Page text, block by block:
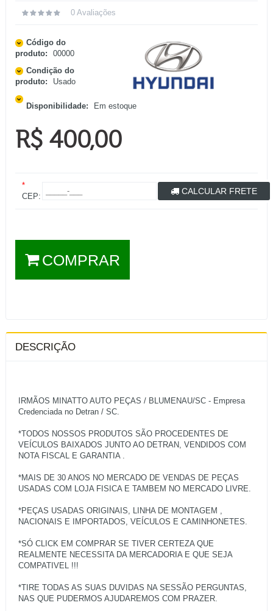
0 Avaliações
Código do
produto:
00000
Condição do
produto:
Usado
Disponibilidade: Em estoque
R$ 400,00
*
CEP:
CALCULAR FRETE
COMPRAR
DESCRIÇÃO
IRMÃOS MINATTO AUTO PEÇAS / BLUMENAU/SC - Empresa
Credenciada no Detran / SC.
*TODOS NOSSOS PRODUTOS SÃO PROCEDENTES DE
VEÍCULOS BAIXADOS JUNTO AO DETRAN, VENDIDOS COM
NOTA FISCAL E GARANTIA .
*MAIS DE 30 ANOS NO MERCADO DE VENDAS DE PEÇAS
USADAS COM LOJA FISICA E TAMBEM NO MERCADO LIVRE.
*PEÇAS USADAS ORIGINAIS, LINHA DE MONTAGEM ,
NACIONAIS E IMPORTADOS, VEÍCULOS E CAMINHONETES.
*SÓ CLICK EM COMPRAR SE TIVER CERTEZA QUE
REALMENTE NECESSITA DA MERCADORIA E QUE SEJA
COMPATIVEL !!!
*TIRE TODAS AS SUAS DUVIDAS NA SESSÃO PERGUNTAS,
NAS QUE PUDERMOS AJUDAREMOS COM PRAZER.